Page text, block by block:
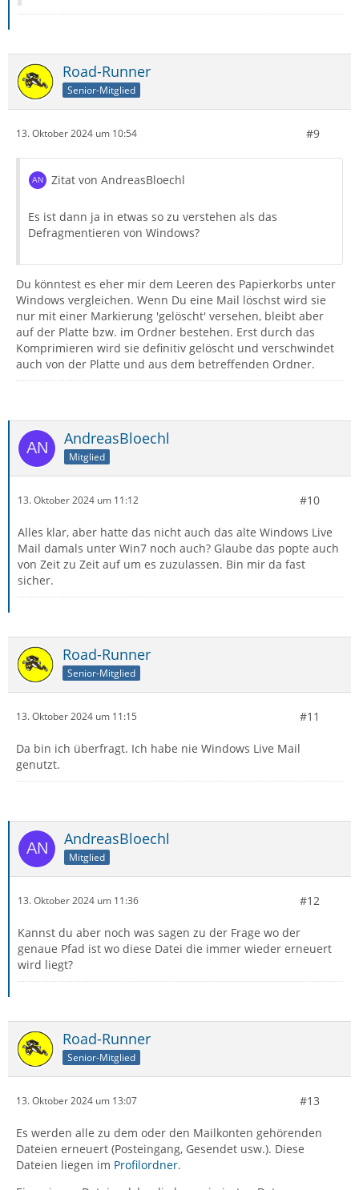
Road-Runner
Senior-Mitglied
13. Oktober 2024 um 10:54 #9
Zitat von AndreasBloechl
Es ist dann ja in etwas so zu verstehen als das
Defragmentieren von Windows?
Du könntest es eher mir dem Leeren des Papierkorbs unter
Windows vergleichen. Wenn Du eine Mail löschst wird sie
nur mit einer Markierung 'gelöscht' versehen, bleibt aber
auf der Platte bzw. im Ordner bestehen. Erst durch das
Komprimieren wird sie definitiv gelöscht und verschwindet
auch von der Platte und aus dem betreffenden Ordner.
AndreasBloechl
Mitglied
13. Oktober 2024 um 11:12 #10
Alles klar, aber hatte das nicht auch das alte Windows Live
Mail damals unter Win7 noch auch? Glaube das popte auch
von Zeit zu Zeit auf um es zuzulassen. Bin mir da fast
sicher.
Road-Runner
Senior-Mitglied
13. Oktober 2024 um 11:15 #11
Da bin ich überfragt. Ich habe nie Windows Live Mail
genutzt.
AndreasBloechl
Mitglied
13. Oktober 2024 um 11:36 #12
Kannst du aber noch was sagen zu der Frage wo der
genaue Pfad ist wo diese Datei die immer wieder erneuert
wird liegt?
Road-Runner
Senior-Mitglied
13. Oktober 2024 um 13:07 #13
Es werden alle zu dem oder den Mailkonten gehörenden
Dateien erneuert (Posteingang, Gesendet usw.). Diese
Dateien liegen im Profilordner.